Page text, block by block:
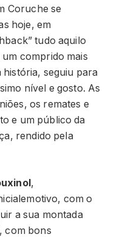
Coruche se
hoje, em
tudo aquilo
comprido mais
história, seguiu para
nível e gosto. As
os remates e
e um público da
rendido pela
,
com o
a sua montada
com bons